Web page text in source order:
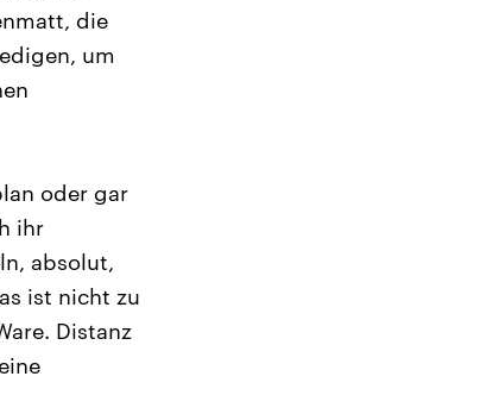
die
um
oder gar
ihr
absolut,
ist nicht zu
Distanz